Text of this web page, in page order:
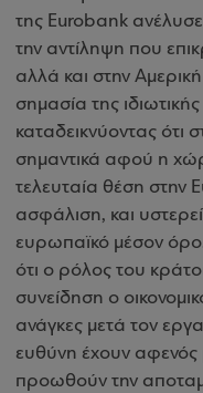
της Eurobank
την αντίληψη που
αλλά και στην
σημασία της
καταδεικνύοντας ότι
σημαντικά αφού η
τελευταία θέση στην
ασφάλιση, και
ευρωπαϊκό μέσον
ότι ο ρόλος του
συνείδηση ο
ανάγκες μετά τον
ευθύνη έχουν αφενός
προωθούν την